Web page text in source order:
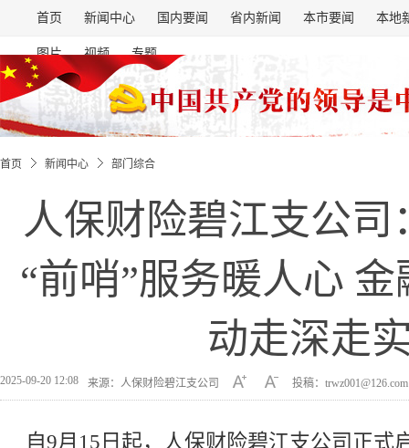
首页 新闻中心 国内要闻 省内新闻 本市要闻 本地
图片 视频 专题
首页 新闻中心 部门综合
人保财险碧江支公司
“前哨”服务暖人心
动走深走
2025-09-20 12:08 来源：人保财险碧江支公司 投稿：
自9月15日起，人保财险碧江支公司正式